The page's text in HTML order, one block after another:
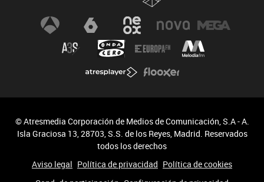
© Atresmedia Corporación de Medios de Comunicación, S.A - A.
Isla Graciosa 13, 28703, S.S. de los Reyes, Madrid. Reservados
todos los derechos
Aviso legal Política de privacidad Política de cookies